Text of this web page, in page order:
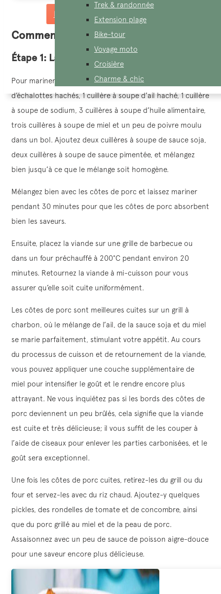
Trek & randonnée
Extension plage
Bike-tour
Voyage moto
Croisière
Charme & chic
Demandez un devis sur mesure
Commener à cuisiner le Com Tam
Étape 1: La préparation des côtes de porc
Pour mariner les côtes de porc, mélangez 1 cuillère à soupe
d’échalottes hachés, 1 cuillère à soupe d’ail haché, 1 cuillère
à soupe de sodium, 3 cuillères à soupe d’huile alimentaire,
trois cuillères à soupe de miel et un peu de poivre moulu
dans un bol. Ajoutez deux cuillères à soupe de sauce soja,
deux cuillères à soupe de sauce pimentée, et mélangez
bien jusqu’à ce que le mélange soit homogène.
Mélangez bien avec les côtes de porc et laissez mariner
pendant 30 minutes pour que les côtes de porc absorbent
bien les saveurs.
Ensuite, placez la viande sur une grille de barbecue ou
dans un four préchauffé à 200°C pendant environ 20
minutes. Retournez la viande à mi-cuisson pour vous
assurer qu’elle soit cuite uniformément.
Les côtes de porc sont meilleures cuites sur un grill à
charbon, où le mélange de l’ail, de la sauce soja et du miel
se marie parfaitement, stimulant votre appétit. Au cours
du processus de cuisson et de retournement de la viande,
vous pouvez appliquer une couche supplémentaire de
miel pour intensifier le goût et le rendre encore plus
attrayant. Ne vous inquiétez pas si les bords des côtes de
porc deviennent un peu brûlés, cela signifie que la viande
est cuite et très délicieuse; il vous suffit de les couper à
l’aide de ciseaux pour enlever les parties carbonisées, et le
goût sera exceptionnel.
Une fois les côtes de porc cuites, retirez-les du grill ou du
four et servez-les avec du riz chaud. Ajoutez-y quelques
pickles, des rondelles de tomate et de concombre, ainsi
que du porc grillé au miel et de la peau de porc.
Assaisonnez avec un peu de sauce de poisson aigre-douce
pour une saveur encore plus délicieuse.